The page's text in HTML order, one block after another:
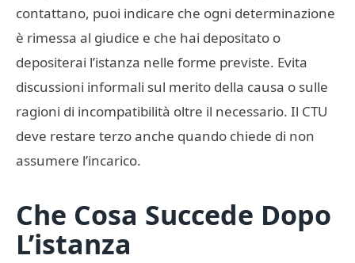
contattano, puoi indicare che ogni determinazione
è rimessa al giudice e che hai depositato o
depositerai l’istanza nelle forme previste. Evita
discussioni informali sul merito della causa o sulle
ragioni di incompatibilità oltre il necessario. Il CTU
deve restare terzo anche quando chiede di non
assumere l’incarico.
Che Cosa Succede Dopo
L’istanza